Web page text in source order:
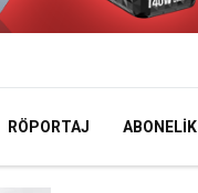
RÖPORTAJ ABONELIK